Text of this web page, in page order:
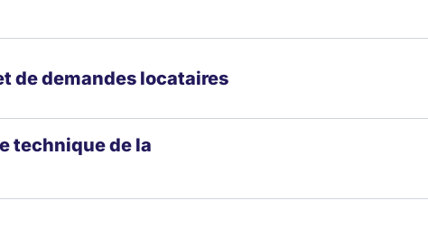
de demandes locataires
technique de la